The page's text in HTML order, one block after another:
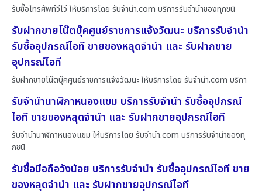
รับซื้อโทรศัพท์วีโว่ ให้บริการโดย รับจํานํา.com บริการรับจำนำของทุกชนิ
รับฝากขายโน๊ตบุ๊คศูนย์ราชการแจ้งวัฒนะ บริการรับจำนำ
รับซื้ออุปกรณ์ไอที ขายของหลุดจำนำ และ รับฝากขาย
อุปกรณ์ไอที
รับฝากขายโน๊ตบุ๊คศูนย์ราชการแจ้งวัฒนะ ให้บริการโดย รับจํานํา.com บริกา
รับจำนำนาฬิกาหนองแขม บริการรับจำนำ รับซื้ออุปกรณ์
ไอที ขายของหลุดจำนำ และ รับฝากขายอุปกรณ์ไอที
รับจำนำนาฬิกาหนองแขม ให้บริการโดย รับจํานํา.com บริการรับจำนำของทุ
กชนิ
รับซื้อมือถือวังน้อย บริการรับจำนำ รับซื้ออุปกรณ์ไอที ขาย
ของหลุดจำนำ และ รับฝากขายอุปกรณ์ไอที